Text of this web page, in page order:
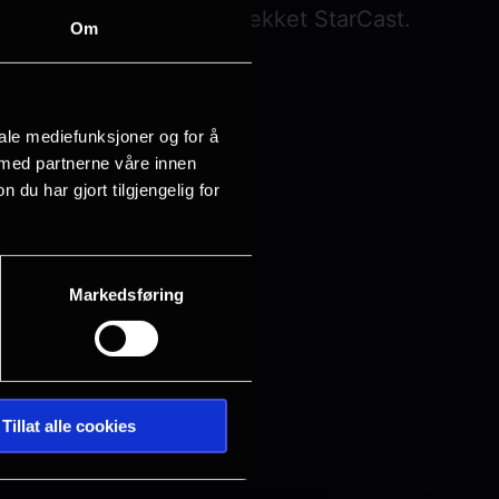
Om
mediefunksjoner og for å
partnerne våre innen
du har gjort tilgjengelig for
Markedsføring
Tillat alle cookies
med stor Stjernespekket StarCast.